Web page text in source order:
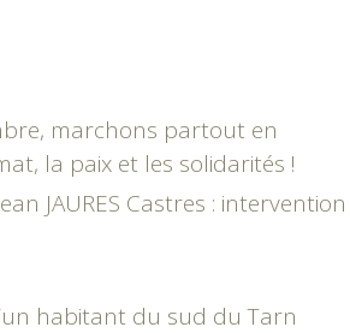
marchons partout en
la paix et les solidarités !
JAURES Castres : intervention
habitant du sud du Tarn